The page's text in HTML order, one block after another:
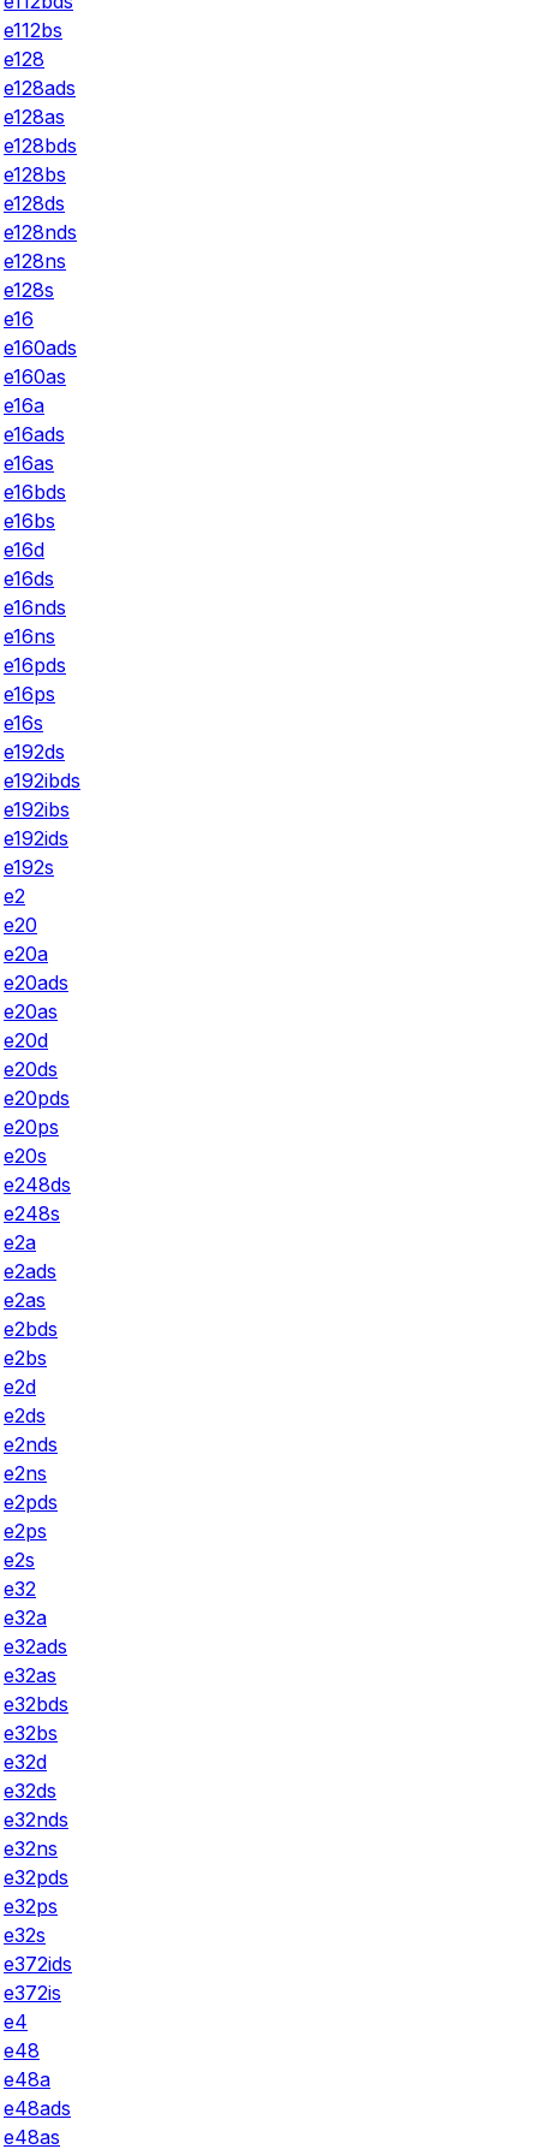
e112bs
e128
e128ads
e128as
e128bds
e128bs
e128ds
e128nds
e128ns
e128s
e16
e160ads
e160as
e16a
e16ads
e16as
e16bds
e16bs
e16d
e16ds
e16nds
e16ns
e16pds
e16ps
e16s
e192ds
e192ibds
e192ibs
e192ids
e192s
e2
e20
e20a
e20ads
e20as
e20d
e20ds
e20pds
e20ps
e20s
e248ds
e248s
e2a
e2ads
e2as
e2bds
e2bs
e2d
e2ds
e2nds
e2ns
e2pds
e2ps
e2s
e32
e32a
e32ads
e32as
e32bds
e32bs
e32d
e32ds
e32nds
e32ns
e32pds
e32ps
e32s
e372ids
e372is
e4
e48
e48a
e48ads
e48as